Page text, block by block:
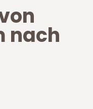
nach